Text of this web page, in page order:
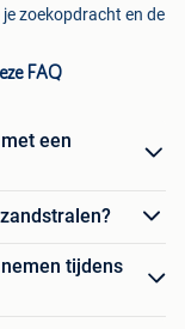
zoekopdracht en de
FAQ
een
tijdens